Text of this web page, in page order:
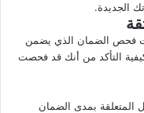
الجديدة.
فحص الضمان الذي يضمن
التأكد من أنك قد فحصت
المتعلقة بمدى الضمان